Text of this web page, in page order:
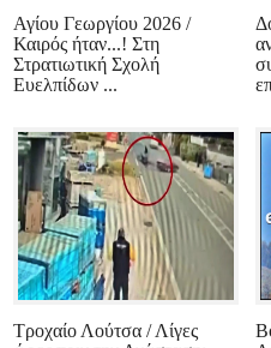
Αγίου Γεωργίου 2026 /
Καιρός ήταν...! Στη
Στρατιωτική Σχολή
Ευελπίδων ...
Τροχαίο Λούτσα / Λίγες